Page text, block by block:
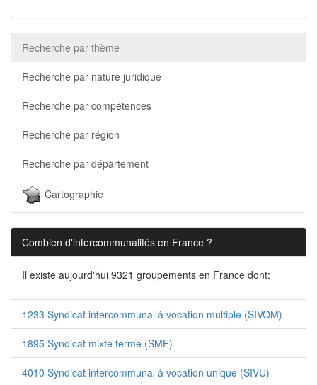
Recherche par thème
Recherche par nature juridique
Recherche par compétences
Recherche par région
Recherche par département
Cartographie
Combien d'intercommunalités en France ?
Il existe aujourd'hui 9321 groupements en France dont:
1233 Syndicat intercommunal à vocation multiple (SIVOM)
1895 Syndicat mixte fermé (SMF)
4010 Syndicat intercommunal à vocation unique (SIVU)